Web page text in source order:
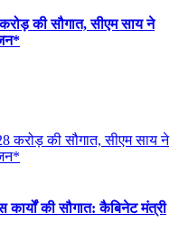
की सौगात, सीएम साय ने
की सौगात: कैबिनेट मंत्री